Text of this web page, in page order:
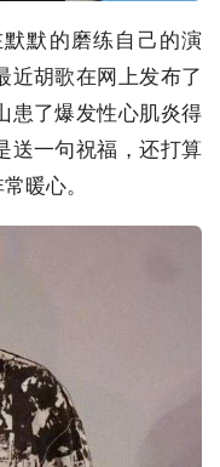
默的磨练自己的演
近胡歌在网上发布了
患了爆发性心肌炎得
送一句祝福，还打算
暖心。